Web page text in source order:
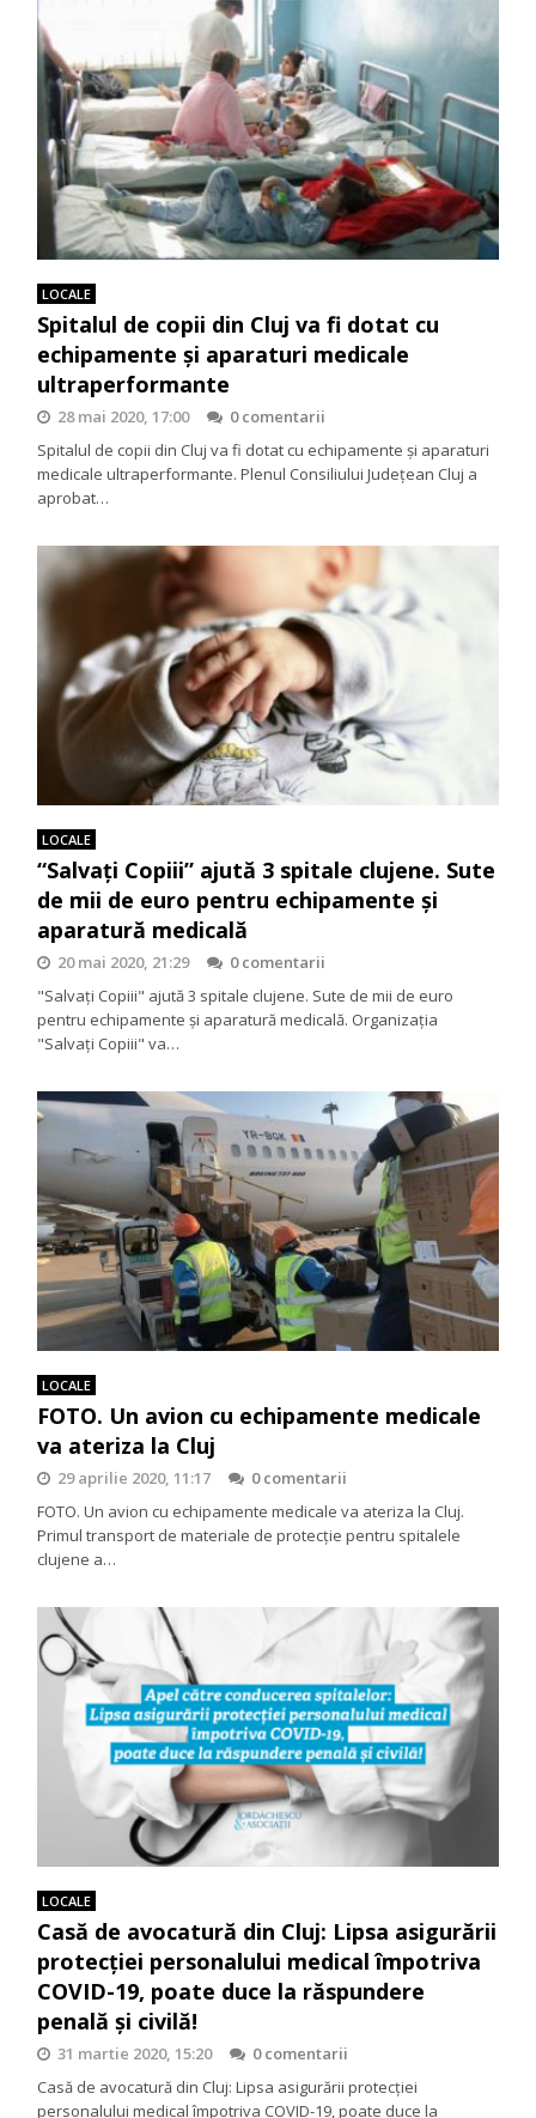
LOCALE
Spitalul de copii din Cluj va fi dotat cu
echipamente și aparaturi medicale
ultraperformante
28 mai 2020, 17:00
0 comentarii
Spitalul de copii din Cluj va fi dotat cu echipamente și aparaturi
medicale ultraperformante. Plenul Consiliului Județean Cluj a
aprobat…
LOCALE
“Salvaţi Copiii” ajută 3 spitale clujene. Sute
de mii de euro pentru echipamente şi
aparatură medicală
20 mai 2020, 21:29
0 comentarii
"Salvaţi Copiii" ajută 3 spitale clujene. Sute de mii de euro
pentru echipamente şi aparatură medicală. Organizaţia
"Salvaţi Copiii" va…
LOCALE
FOTO. Un avion cu echipamente medicale
va ateriza la Cluj
29 aprilie 2020, 11:17
0 comentarii
FOTO. Un avion cu echipamente medicale va ateriza la Cluj.
Primul transport de materiale de protecție pentru spitalele
clujene a…
LOCALE
Casă de avocatură din Cluj: Lipsa asigurării
protecției personalului medical împotriva
COVID-19, poate duce la răspundere
penală și civilă!
31 martie 2020, 15:20
0 comentarii
Casă de avocatură din Cluj: Lipsa asigurării protecției
personalului medical împotriva COVID-19, poate duce la